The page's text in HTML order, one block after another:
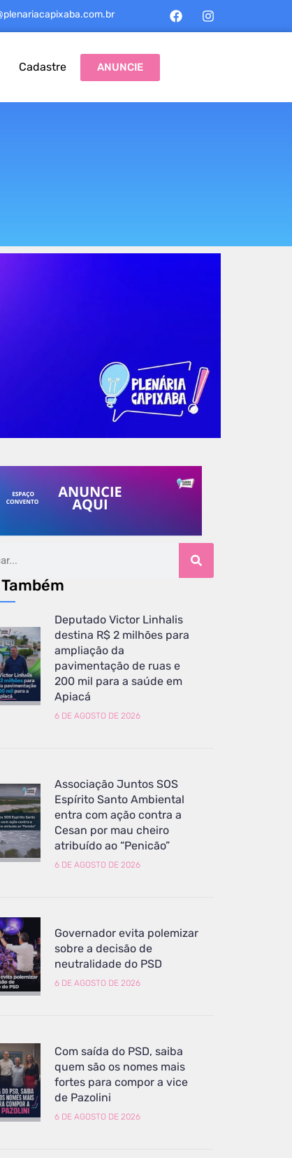
Cadastre ANUNCIE
Deputado Victor Linhalis
destina R$ 2 milhões para
ampliação da
pavimentação de ruas e
200 mil para a saúde em
Apiacá
6 DE AGOSTO DE 2026
Associação Juntos SOS
Espírito Santo Ambiental
entra com ação contra a
Cesan por mau cheiro
atribuído ao “Penicão”
6 DE AGOSTO DE 2026
Governador evita polemizar
sobre a decisão de
neutralidade do PSD
6 DE AGOSTO DE 2026
Com saída do PSD, saiba
quem são os nomes mais
fortes para compor a vice
de Pazolini
6 DE AGOSTO DE 2026